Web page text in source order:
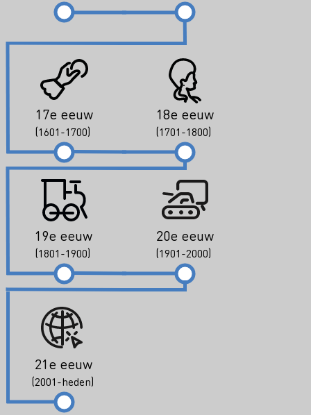
17e eeuw
(1601-1700)
18e eeuw
(1701-1800)
19e eeuw
(1801-1900)
20e eeuw
(1901-2000)
21e eeuw
(2001-heden)